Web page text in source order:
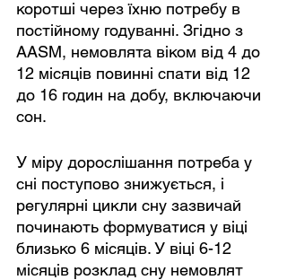
коротші через їхню потребу в
постійному годуванні. Згідно з
AASM, немовлята віком від 4 до
12 місяців повинні спати від 12
до 16 годин на добу, включаючи
сон.
У міру дорослішання потреба у
сні поступово знижується, і
регулярні цикли сну зазвичай
починають формуватися у віці
близько 6 місяців. У віці 6-12
місяців розклад сну немовлят